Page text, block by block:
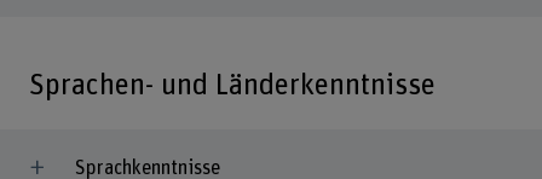
Sprachen- und Länderkenntnisse
Sprachkenntnisse